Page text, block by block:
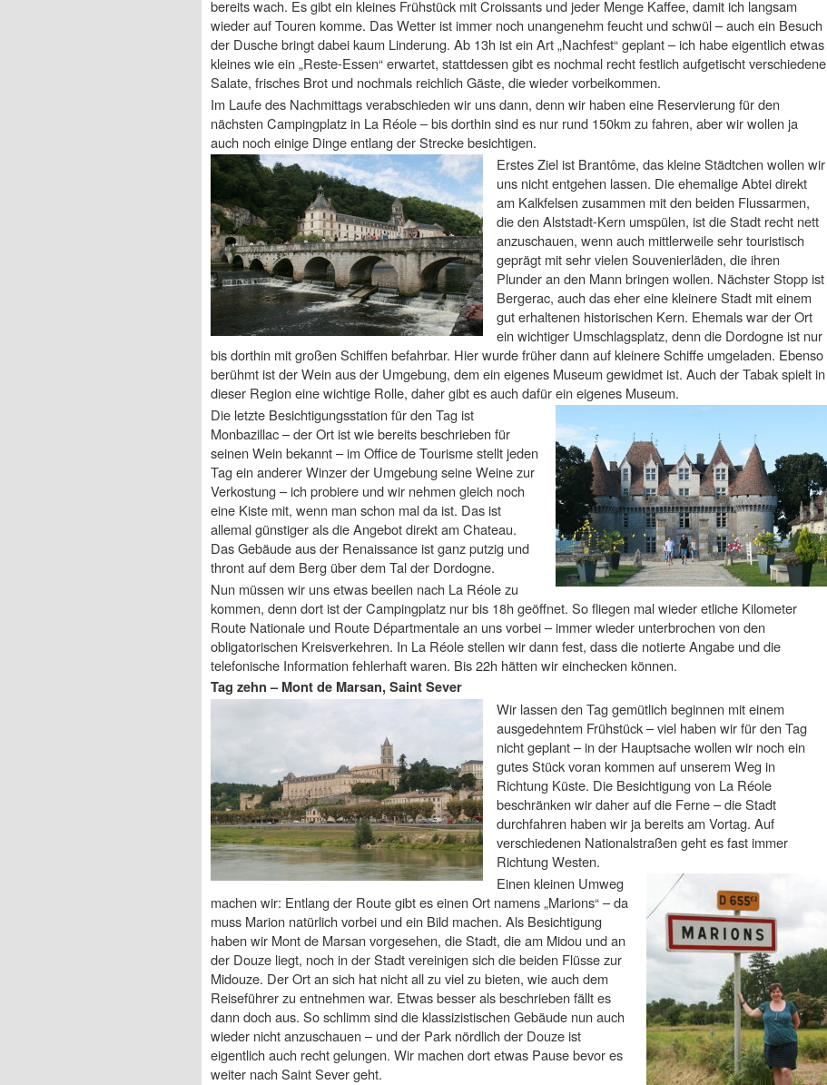
bereits wach. Es gibt ein kleines Frühstück mit Croissants und jeder Menge Kaffee, damit ich langsam
wieder auf Touren komme. Das Wetter ist immer noch unangenehm feucht und schwül – auch ein Besuch
der Dusche bringt dabei kaum Linderung. Ab 13h ist ein Art „Nachfest“ geplant – ich habe eigentlich etwas
kleines wie ein „Reste-Essen“ erwartet, stattdessen gibt es nochmal recht festlich aufgetischt verschiedene
Salate, frisches Brot und nochmals reichlich Gäste, die wieder vorbeikommen.
Im Laufe des Nachmittags verabschieden wir uns dann, denn wir haben eine Reservierung für den
nächsten Campingplatz in La Réole – bis dorthin sind es nur rund 150km zu fahren, aber wir wollen ja
auch noch einige Dinge entlang der Strecke besichtigen.
Erstes Ziel ist Brantôme, das kleine Städtchen wollen wir
uns nicht entgehen lassen. Die ehemalige Abtei direkt
am Kalkfelsen zusammen mit den beiden Flussarmen,
die den Alststadt-Kern umspülen, ist die Stadt recht nett
anzuschauen, wenn auch mittlerweile sehr touristisch
geprägt mit sehr vielen Souvenierläden, die ihren
Plunder an den Mann bringen wollen. Nächster Stopp ist
Bergerac, auch das eher eine kleinere Stadt mit einem
gut erhaltenen historischen Kern. Ehemals war der Ort
ein wichtiger Umschlagsplatz, denn die Dordogne ist nur
bis dorthin mit großen Schiffen befahrbar. Hier wurde früher dann auf kleinere Schiffe umgeladen. Ebenso
berühmt ist der Wein aus der Umgebung, dem ein eigenes Museum gewidmet ist. Auch der Tabak spielt in
dieser Region eine wichtige Rolle, daher gibt es auch dafür ein eigenes Museum.
Die letzte Besichtigungsstation für den Tag ist
Monbazillac – der Ort ist wie bereits beschrieben für
seinen Wein bekannt – im Office de Tourisme stellt jeden
Tag ein anderer Winzer der Umgebung seine Weine zur
Verkostung – ich probiere und wir nehmen gleich noch
eine Kiste mit, wenn man schon mal da ist. Das ist
allemal günstiger als die Angebot direkt am Chateau.
Das Gebäude aus der Renaissance ist ganz putzig und
thront auf dem Berg über dem Tal der Dordogne.
Nun müssen wir uns etwas beeilen nach La Réole zu
kommen, denn dort ist der Campingplatz nur bis 18h geöffnet. So fliegen mal wieder etliche Kilometer
Route Nationale und Route Départmentale an uns vorbei – immer wieder unterbrochen von den
obligatorischen Kreisverkehren. In La Réole stellen wir dann fest, dass die notierte Angabe und die
telefonische Information fehlerhaft waren. Bis 22h hätten wir einchecken können.
Tag zehn – Mont de Marsan, Saint Sever
Wir lassen den Tag gemütlich beginnen mit einem
ausgedehntem Frühstück – viel haben wir für den Tag
nicht geplant – in der Hauptsache wollen wir noch ein
gutes Stück voran kommen auf unserem Weg in
Richtung Küste. Die Besichtigung von La Réole
beschränken wir daher auf die Ferne – die Stadt
durchfahren haben wir ja bereits am Vortag. Auf
verschiedenen Nationalstraßen geht es fast immer
Richtung Westen.
Einen kleinen Umweg
machen wir: Entlang der Route gibt es einen Ort namens „Marions“ – da
muss Marion natürlich vorbei und ein Bild machen. Als Besichtigung
haben wir Mont de Marsan vorgesehen, die Stadt, die am Midou und an
der Douze liegt, noch in der Stadt vereinigen sich die beiden Flüsse zur
Midouze. Der Ort an sich hat nicht all zu viel zu bieten, wie auch dem
Reiseführer zu entnehmen war. Etwas besser als beschrieben fällt es
dann doch aus. So schlimm sind die klassizistischen Gebäude nun auch
wieder nicht anzuschauen – und der Park nördlich der Douze ist
eigentlich auch recht gelungen. Wir machen dort etwas Pause bevor es
weiter nach Saint Sever geht.